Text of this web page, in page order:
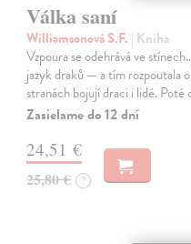
Válka saní
Williamsonová S.F. | Kniha
Vzpoura se odehrává ve
jazyk draků — a tím rozpoutala
stranách bojují draci i lidé.
Zasielame do 12 dní
24,51 €
25,80 € ?